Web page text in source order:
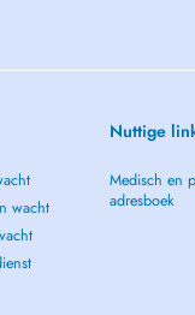
wacht
Nuttige
Medisch en
adresboek